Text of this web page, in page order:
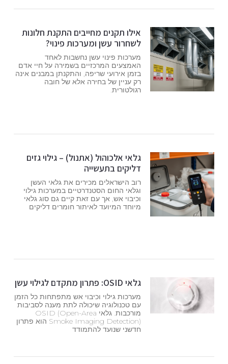
אילו תקנים מחייבים התקנת חלונות
לשחרור עשן ומערכות פינוי?
מערכות פינוי עשן נחשבות לאחד
האמצעים המרכזיים בשמירה על חיי אדם
בזמן אירועי שריפה, והתקנתן במבנים אינה
רק עניין של בחירה אלא של חובה
רגולטורית.
גלאי אלכוהול (אתנול) – גילוי גזים
דליקים בתעשייה
רוב הישראלים מכירים את גלאי העשן
וגלאי החום הסטנדרטיים במערכות גילוי
וכיבוי אש, אך עם זאת קיים גם סוג גלאי
מיוחד המיועד לאיתור חומרים דליקים
גלאי OSID: פתרון מתקדם לגילוי עשן
מערכות גילוי וכיבוי אש מתפתחות כל הזמן
עם טכנולוגיה שיכולה לתת מענה לסביבות
מורכבות. גלאי OSID (Open-Area
Smoke Imaging Detection) הוא פתרון
חדשני שנועד להתמודד